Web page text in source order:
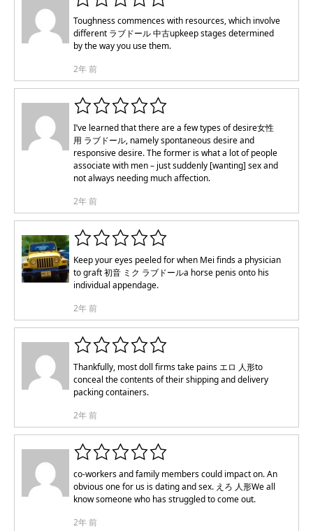
Toughness commences with resources, which involve
different ラブドール 中古upkeep stages determined
by the way you use them.
2年 前
I’ve learned that there are a few types of desire女性
用 ラブドール, namely spontaneous desire and
responsive desire. The former is what a lot of people
associate with men – just suddenly [wanting] sex and
not always needing much affection.
2年 前
Keep your eyes peeled for when Mei finds a physician
to graft初音 ミク ラブドールa horse penis onto his
individual appendage.
2年 前
Thankfully, most doll firms take painsエロ 人形to
conceal the contents of their shipping and delivery
packing containers.
2年 前
co-workers and family members could impact on. An
obvious one for us is dating and sex. えろ 人形We all
know someone who has struggled to come out.
2年 前